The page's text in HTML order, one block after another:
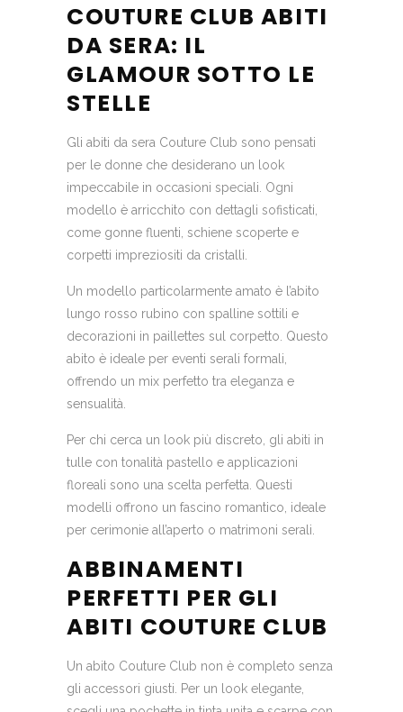
COUTURE CLUB ABITI
DA SERA: IL
GLAMOUR SOTTO LE
STELLE
Gli abiti da sera Couture Club sono pensati
per le donne che desiderano un look
impeccabile in occasioni speciali. Ogni
modello è arricchito con dettagli sofisticati,
come gonne fluenti, schiene scoperte e
corpetti impreziositi da cristalli.
Un modello particolarmente amato è l’abito
lungo rosso rubino con spalline sottili e
decorazioni in paillettes sul corpetto. Questo
abito è ideale per eventi serali formali,
offrendo un mix perfetto tra eleganza e
sensualità.
Per chi cerca un look più discreto, gli abiti in
tulle con tonalità pastello e applicazioni
floreali sono una scelta perfetta. Questi
modelli offrono un fascino romantico, ideale
per cerimonie all’aperto o matrimoni serali.
ABBINAMENTI
PERFETTI PER GLI
ABITI COUTURE CLUB
Un abito Couture Club non è completo senza
gli accessori giusti. Per un look elegante,